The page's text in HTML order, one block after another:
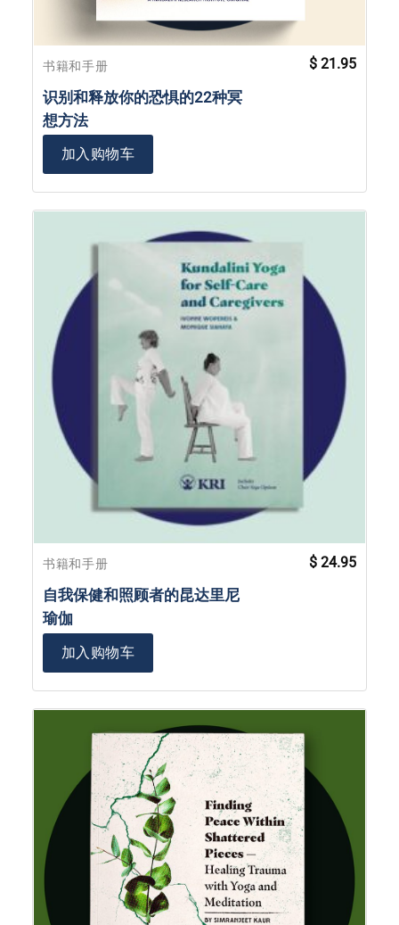
书籍和手册
识别和释放你的恐惧的22种冥
想方法
$ 21.95
加入购物车
书籍和手册
自我保健和照顾者的昆达里尼
瑜伽
$ 24.95
加入购物车